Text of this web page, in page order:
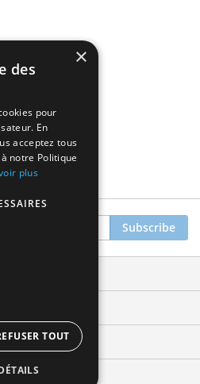
might like!
Subscribe
×
des
pour
En
acceptez tous
notre Politique
plus
TOUT